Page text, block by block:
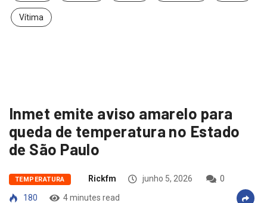
Vítima
Inmet emite aviso amarelo para
queda de temperatura no Estado
de São Paulo
TEMPERATURA Rickfm junho 5, 2026
0
180
4 minutes read